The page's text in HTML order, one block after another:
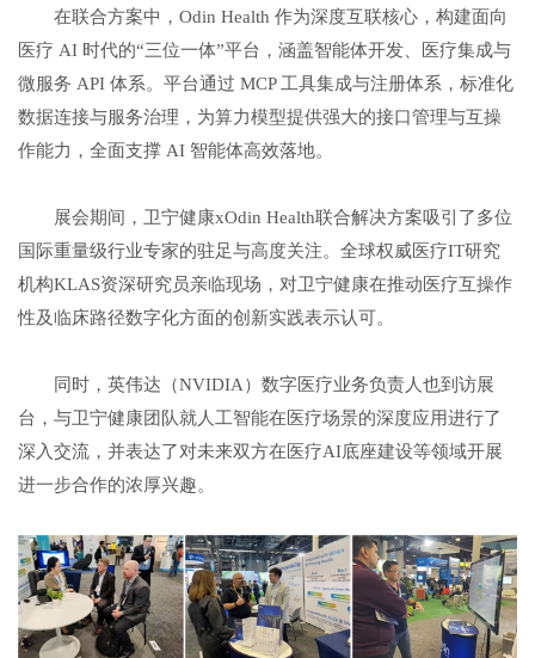
在联合方案中，Odin Health 作为深度互联核心，构建面向
医疗 AI 时代的“三位一体”平台，涵盖智能体开发、医疗集成与
微服务 API 体系。平台通过 MCP 工具集成与注册体系，标准化
数据连接与服务治理，为算力模型提供强大的接口管理与互操
作能力，全面支撑 AI 智能体高效落地。
展会期间，卫宁健康xOdin Health联合解决方案吸引了多位
国际重量级行业专家的驻足与高度关注。全球权威医疗IT研究
机构KLAS资深研究员亲临现场，对卫宁健康在推动医疗互操作
性及临床路径数字化方面的创新实践表示认可。
同时，英伟达（NVIDIA）数字医疗业务负责人也到访展
台，与卫宁健康团队就人工智能在医疗场景的深度应用进行了
深入交流，并表达了对未来双方在医疗AI底座建设等领域开展
进一步合作的浓厚兴趣。